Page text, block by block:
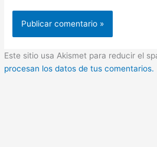
Este sitio usa Akismet para reducir el
procesan los datos de tus comentarios.